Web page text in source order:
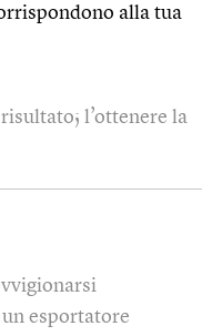
alla tua
l’ottenere la
esportatore